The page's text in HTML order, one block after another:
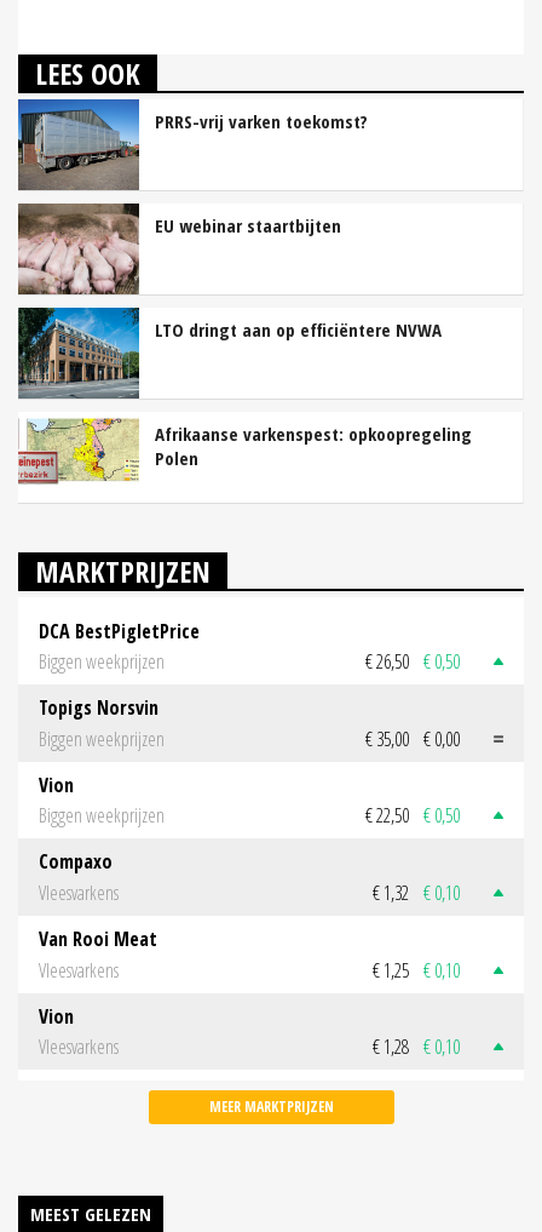
LEES OOK
PRRS-vrij varken toekomst?
EU webinar staartbijten
LTO dringt aan op efficiëntere NVWA
Afrikaanse varkenspest: opkoopregeling
Polen
MARKTPRIJZEN
DCA BestPigletPrice
Biggen weekprijzen
€ 26,50 € 0,50
Topigs Norsvin
Biggen weekprijzen
€ 35,00 € 0,00
Vion
Biggen weekprijzen
€ 22,50 € 0,50
Compaxo
Vleesvarkens
€ 1,32 € 0,10
Van Rooi Meat
Vleesvarkens
€ 1,25 € 0,10
Vion
Vleesvarkens
€ 1,28 € 0,10
MEER MARKTPRIJZEN
MEEST GELEZEN